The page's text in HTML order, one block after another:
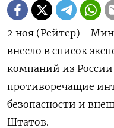
2 ноя (Рейтер) -
внесло в список
компаний из России
противоречащие
безопасности и
Штатов.